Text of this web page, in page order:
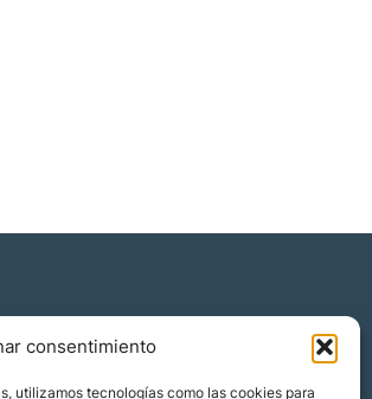
consentimiento
utilizamos tecnologías como las cookies para